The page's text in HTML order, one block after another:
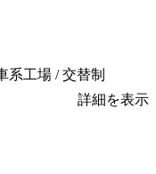
系工場 / 交替制
詳細を表示